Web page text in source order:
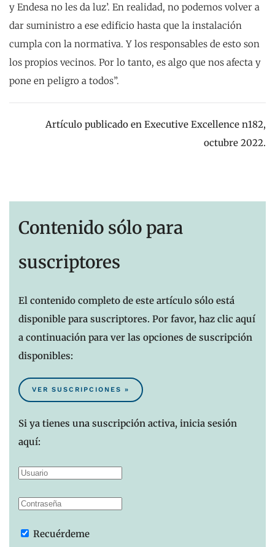
y Endesa no les da luz’. En realidad, no podemos volver a
dar suministro a ese edificio hasta que la instalación
cumpla con la normativa. Y los responsables de esto son
los propios vecinos. Por lo tanto, es algo que nos afecta y
pone en peligro a todos”.
Artículo publicado en Executive Excellence n182,
octubre 2022.
Contenido sólo para
suscriptores
El contenido completo de este artículo sólo está
disponible para suscriptores. Por favor, haz clic aquí
a continuación para ver las opciones de suscripción
disponibles:
VER SUSCRIPCIONES »
Si ya tienes una suscripción activa, inicia sesión
aquí:
Recuérdeme